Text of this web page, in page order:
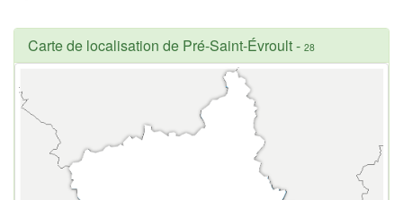
Carte de localisation de Pré-Saint-Évroult- 28